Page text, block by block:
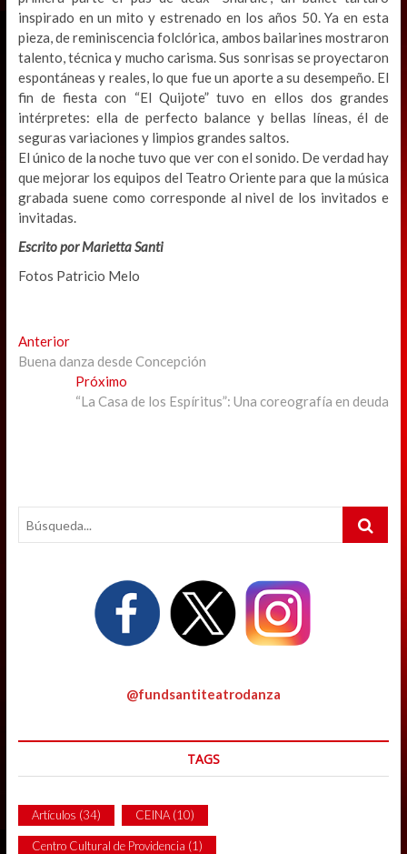
inspirado en un mito y estrenado en los años 50. Ya en esta
pieza, de reminiscencia folclórica, ambos bailarines mostraron
talento, técnica y mucho carisma. Sus sonrisas se proyectaron
espontáneas y reales, lo que fue un aporte a su desempeño. El
fin de fiesta con “El Quijote” tuvo en ellos dos grandes
intérpretes: ella de perfecto balance y bellas líneas, él de
seguras variaciones y limpios grandes saltos.
El único de la noche tuvo que ver con el sonido. De verdad hay
que mejorar los equipos del Teatro Oriente para que la música
grabada suene como corresponde al nivel de los invitados e
invitadas.
Escrito por Marietta Santi
Fotos Patricio Melo
Navegación
de
entradas
AnteriorPrevious
post:
Buena danza desde Concepción
Próximo
post:
“La Casa de los Espíritus”: Una coreografía en deuda
Search
@fundsantiteatrodanza
TAGS
Artículos (34) CEINA(10)
Centro Cultural de Providencia (1)